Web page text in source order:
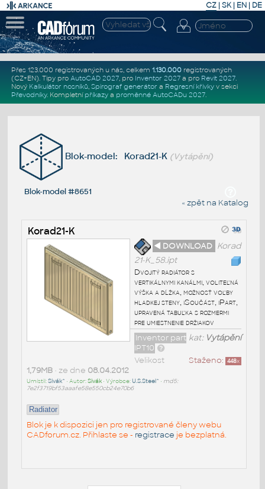
CZ | SK| EN | DE
Přes 123.000 registrovaných u nás, celkem 1.130.000registrovaných
(CZ+EN). Tipy pro AutoCAD 2027, pro Inventor 2027a pro Revit 2027.
Nový Kalkulátor nosníků, Spirograf generátor a Regresní křivkyv sekci
Převodníky. Kompletní příkazya proměnné AutoCADu 2027.
Blok-model: Korad21-K (Vytápění)
Blok-model #8651
« zpět na Katalog
Korad21-K
◄ DOWNLOAD Korad
21-K_58.ipt
Dvojitý radiátor s
vertikálnymi kanálmi, voliteľná
výška a dĺžka, možnosť voľby
hladkej steny, iSoučást, iPart,
upravená tabuľka s rozmermi
pre umiestnenie držiakov
kat: Vytápění
Inventor part
IPT10
Staženo: 448x
Velikost
1,79MB• ze dne 08.04.2012
Umístil:Sivák^ • Autor:Sivák• Výrobce:U.S.Steel^ • md5:
7e2f3719bf53aaafe58e550cb24e70b6
Radiator
Blok je k dispozici jen pro registrované členy webu
CADforum.cz. Přihlaste se - registrace je bezplatná.